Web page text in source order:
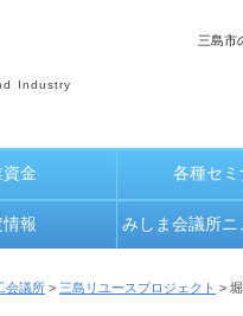
Industry
三島市
金 各種セミ
報 みしま会議所
会議所 > 三島リユースプロジェクト >